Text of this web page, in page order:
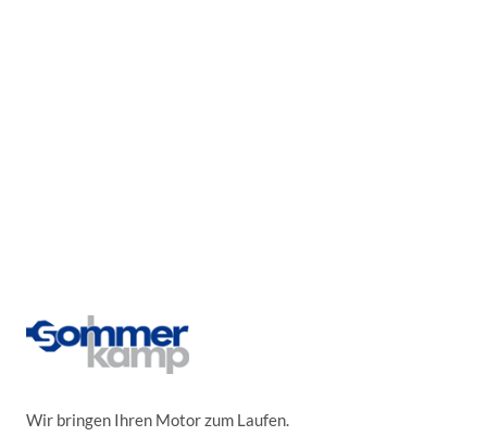
Wir bringen Ihren Motor zum Laufen.